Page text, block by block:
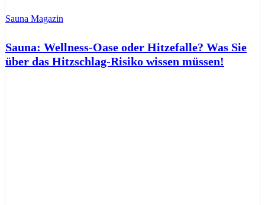
Sauna Magazin
Sauna: Wellness-Oase oder Hitzefalle? Was Sie
über das Hitzschlag-Risiko wissen müssen!